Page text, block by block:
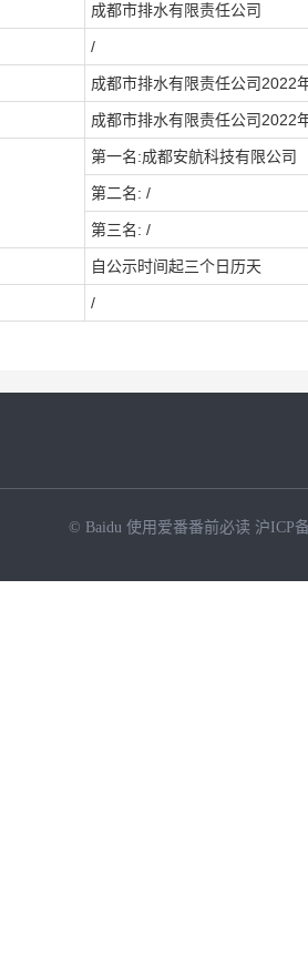
成都市排水有限责任公司
/
成都市排水有限责任公司2022
成都市排水有限责任公司2022
第一名:成都安航科技有限公司
第二名: /
第三名: /
自公示时间起三个日历天
/
© Baidu 使用爱番番前必读 沪ICP